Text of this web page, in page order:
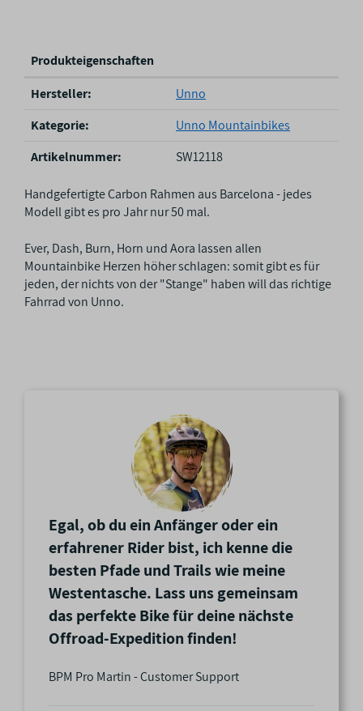
t
e
g
e
n
s
Produkteigenschaften
Hersteller:
Unno
Kategorie:
Unno Mountainbikes
Artikelnummer:
SW12118
Handgefertigte Carbon Rahmen aus Barcelona - jedes
Modell gibt es pro Jahr nur 50 mal.
Ever, Dash, Burn, Horn und Aora lassen allen
Mountainbike Herzen höher schlagen: somit gibt es für
jeden, der nichts von der "Stange" haben will das richtige
Fahrrad von Unno.
Egal, ob du ein Anfänger oder ein
erfahrener Rider bist, ich kenne die
besten Pfade und Trails wie meine
Westentasche. Lass uns gemeinsam
das perfekte Bike für deine nächste
Offroad-Expedition finden!
BPM Pro Martin - Customer Support